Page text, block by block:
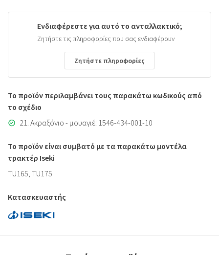
Ενδιαφέρεστε για αυτό το ανταλλακτικό;
Ζητήστε τις πληροφορίες που σας ενδιαφέρουν
Ζητήστε πληροφορίες
Το προϊόν περιλαμβάνει τους παρακάτω κωδικούς από
το σχέδιο
21. Ακραξόνιο - μουαγιέ: 1546-434-001-10
Το προϊόν είναι συμβατό με τα παρακάτω μοντέλα
τρακτέρ Iseki
TU165, TU175
Κατασκευαστής